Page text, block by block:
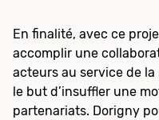
En finalité, avec ce
accomplir une
acteurs au service de
le but d’insuffler une
partenariats. Dorigny